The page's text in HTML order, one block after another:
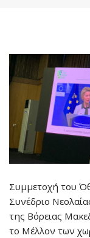
Συμμετοχή του
Συνέδριο
της Βόρειας
το Μέλλον των